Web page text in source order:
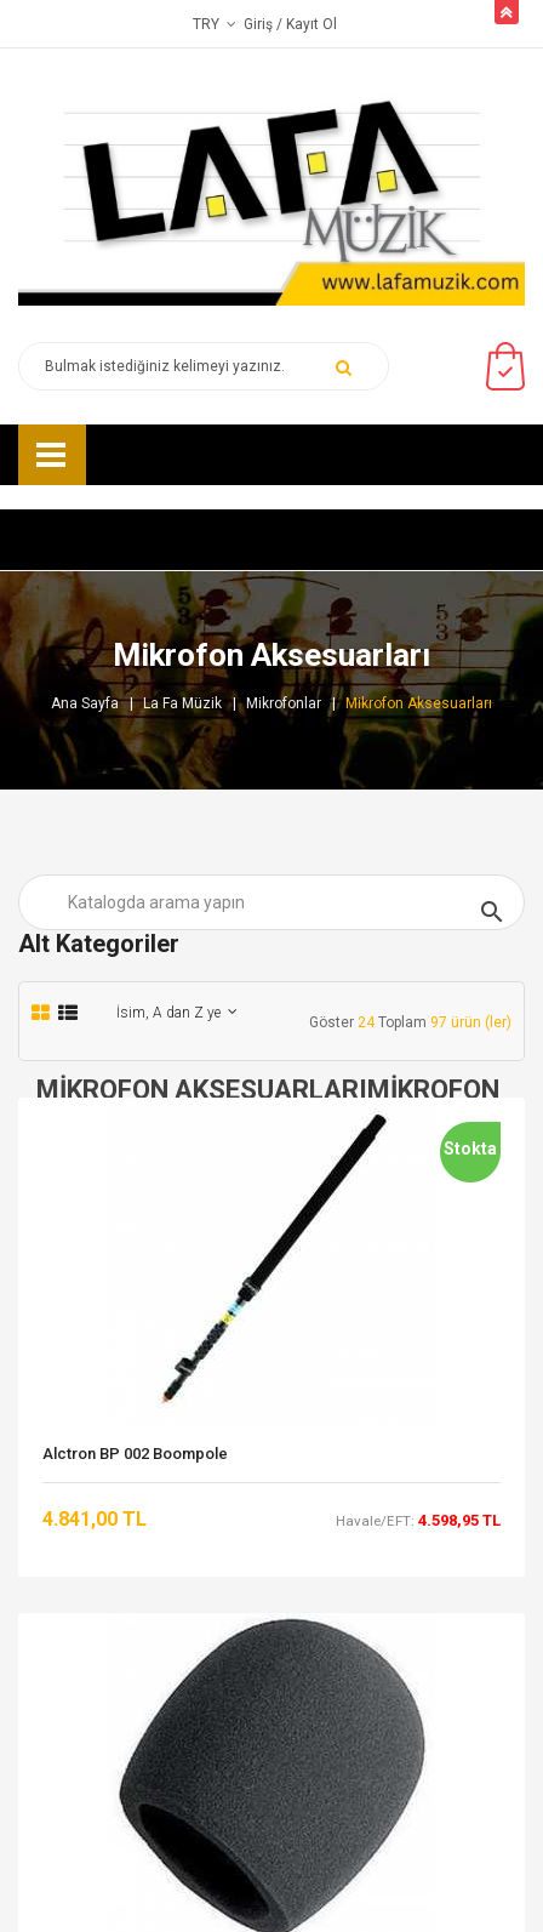
TRY Giriş / Kayıt Ol
Mikrofon Aksesuarları
Ana Sayfa La Fa Müzik Mikrofonlar Mikrofon Aksesuarları

MIKROFON AKSESUARLARIMIKROFON
Alt Kategoriler
İsim, A dan Z ye
Göster 24Toplam 97 ürün (ler)
Stokta
Alctron BP 002 Boompole
4.841,00 TL Havale/EFT: 4.598,95 TL